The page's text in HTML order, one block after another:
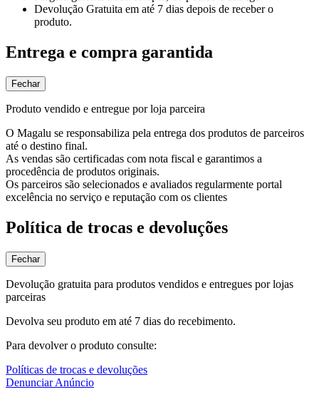
Devolução Gratuita em até 7 dias depois de receber o
produto.
Entrega e compra garantida
Fechar
Produto vendido e entregue por loja parceira
O Magalu se responsabiliza pela entrega dos produtos de parceiros
até o destino final.
As vendas são certificadas com nota fiscal e garantimos a
procedência de produtos originais.
Os parceiros são selecionados e avaliados regularmente portal
excelência no serviço e reputação com os clientes
Política de trocas e devoluções
Fechar
Devolução gratuita para produtos vendidos e entregues por lojas
parceiras
Devolva seu produto em até 7 dias do recebimento.
Para devolver o produto consulte:
Políticas de trocas e devoluções
Denunciar Anúncio